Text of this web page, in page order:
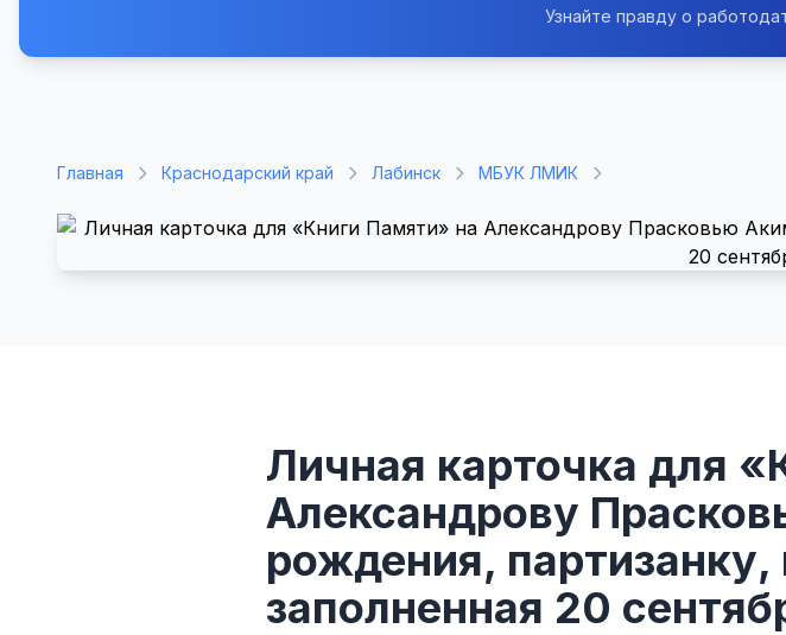
Узнайте правду о
Главная Краснодарский край Лабинск МБУК ЛМИК
Личная карточка для
Александрову
рождения,
заполненная 20